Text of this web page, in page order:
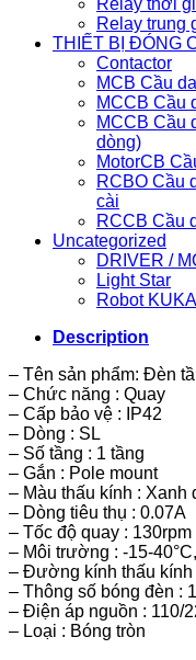
Relay trung
THIẾT BỊ ĐÓNG
Contactor
MCB Cầu
MCCB Cầu
MCCB Cầu
dòng)
MotorCB
RCBO Cầu
cài
RCCB Cầu
Uncategorized
DRIVER /
Light Star
Robot KUKA
Description
– Tên sản phẩm: Đèn
– Chức năng : Quay
– Cấp bảo vệ : IP42
– Dòng : SL
– Số tầng : 1 tầng
– Gắn : Pole mount
– Màu thấu kính : Xanh
– Dòng tiêu thụ : 0.07A
– Tốc độ quay : 130rpm
– Môi trường : -15-
– Đường kính thấu
– Thông số bóng đèn :
– Điện áp nguồn : 110/
– Loại : Bóng tròn